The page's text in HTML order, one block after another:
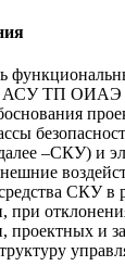
АСУ ТП ОИАЭ
–СКУ) и
СКУ в
при
проектных и